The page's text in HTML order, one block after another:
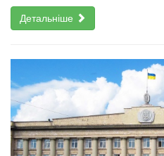
Детальніше